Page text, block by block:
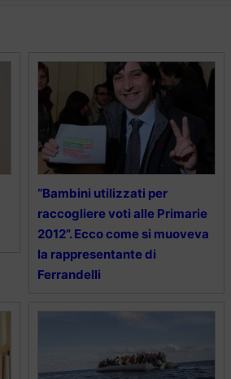
“Bambini utilizzati per
raccogliere voti alle Primarie
2012”. Ecco come si muoveva
la rappresentante di
Ferrandelli